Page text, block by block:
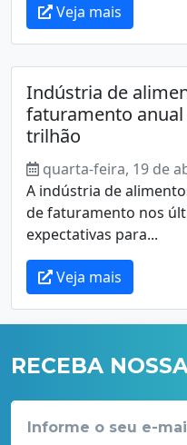
Veja mais
Indústria de
faturamento anual
trilhão
quarta-feira, 19 de
A indústria de
de faturamento nos
expectativas para...
Veja mais
RECEBA